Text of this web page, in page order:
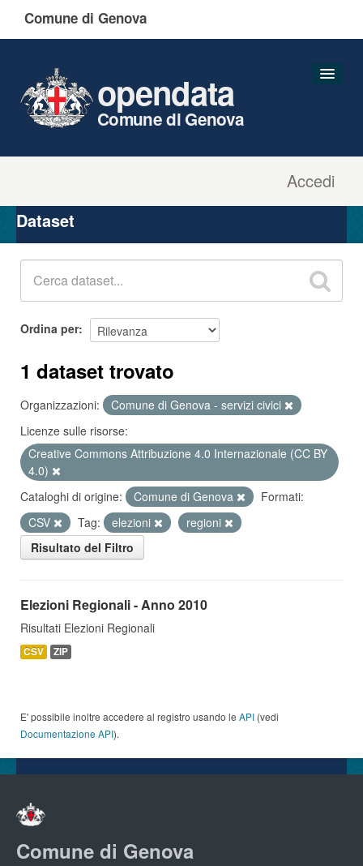
Comune di Genova
Accedi
opendata
Comune di Genova
Organizzazioni
Gruppi
Dataset
Ordina per
1 dataset trovato
Organizzazioni:
Comune di Genova - servizi civici
Licenze sulle risorse:
Creative Commons Attribuzione 4.0 Internazionale (CC BY
4.0)
Cataloghi di origine:
Comune di Genova
Formati:
CSV
Tag: elezioni
regioni
Risultato del Filtro
Elezioni Regionali - Anno 2010
Risultati Elezioni Regionali
CSV ZIP
E' possibile inoltre accedere al registro usando le API (vedi
Documentazione API).
Comune di Genova